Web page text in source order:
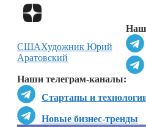
Наши телеграм-каналы:
Стартапы и
Новые бизнес-тренды
СШАХудожник Юрий
Аратовский